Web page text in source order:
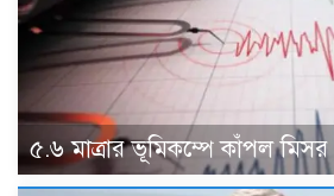
৫.৬ মাত্রার ভূমিকম্পে কাঁপল মিসর